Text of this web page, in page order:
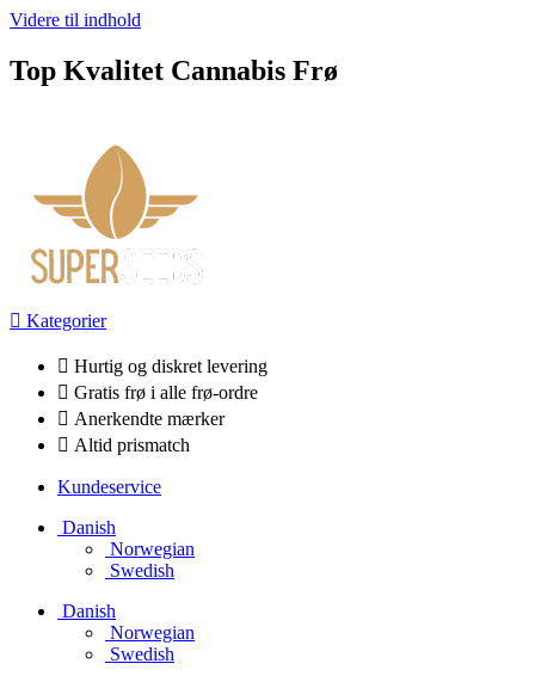
Videre til indhold
Top Kvalitet Cannabis Frø
Kategorier
Hurtig og diskret levering
Gratis frø i alle frø-ordre
Anerkendte mærker
Altid prismatch
Kundeservice
Danish
Norwegian
Swedish
Danish
Norwegian
Swedish